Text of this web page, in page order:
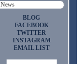
News
BLOG
FACEBOOK
TWITTER
INSTAGRAM
EMAIL LIST